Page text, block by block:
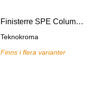
Finisterre SPE Columns SAX
Teknokroma
Finns i flera varianter